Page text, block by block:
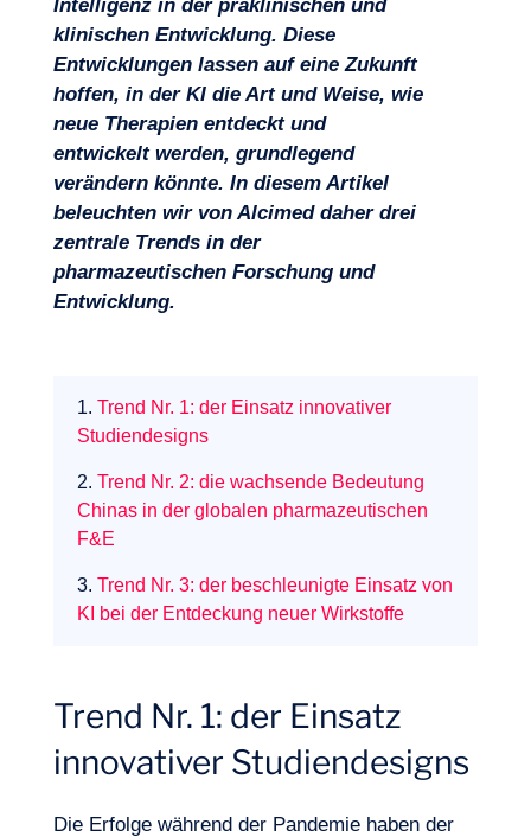
Projekte
Intelligenz in der präklinischen und
klinischen Entwicklung. Diese
Entwicklungen lassen auf eine Zukunft
hoffen, in der KI die Art und Weise, wie
neue Therapien entdeckt und
entwickelt werden, grundlegend
verändern könnte. In diesem Artikel
beleuchten wir von Alcimed daher drei
zentrale Trends in der
pharmazeutischen Forschung und
Entwicklung.
1. Trend Nr. 1: der Einsatz innovativer
Studiendesigns
2. Trend Nr. 2: die wachsende Bedeutung
Chinas in der globalen pharmazeutischen
F&E
3. Trend Nr. 3: der beschleunigte Einsatz von
KI bei der Entdeckung neuer Wirkstoffe
Trend Nr. 1: der Einsatz
innovativer Studiendesigns
Die Erfolge während der Pandemie haben der